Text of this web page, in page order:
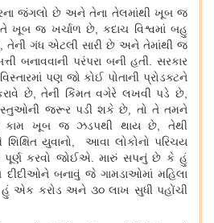
જંગલો છે અને તેના તેલમાંથી ખૂબ જ
ખૂબ જ ખર્ચાળ છે, કદાચ વિશ્વમાં બહુ
ગંધ એટલી સારી છે અને તેમાંથી જ
બનાવવાની પરંપરા બની હતી. સરકાર
પણ જો કોઈ પોતાની પ્રોડક્ટને
છે, તેની કિંમત વગેરે લખવી પડે છે,
જરૂર પડી શકે છે, તો તે તમને
ખૂબ જ ઝડપથી થાય છે, તેથી
યુવાનો, આવા લોકોનો પરિચય
કરવો જોઈએ. મારું સપનું છે કે હું
દીદીઓને બનાવું જે ગામડાઓમાં મહિલા
એક કરોડ અને ૩૦ લાખ સુધી પહોંચી